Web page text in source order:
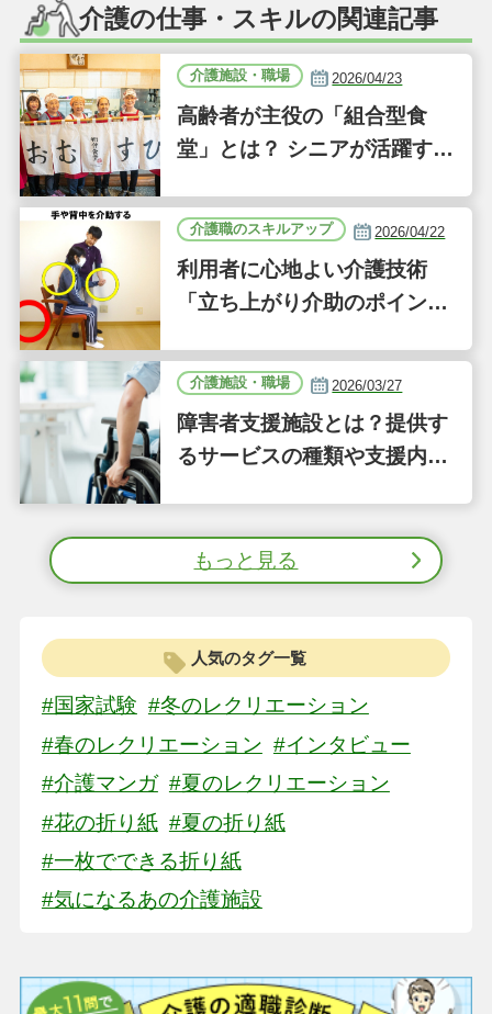
介護の仕事・スキルの関連記事
介護施設・職場 2026/04/23
高齢者が主役の「組合型食
堂」とは？ シニアが活躍する
D」に注目｜気になるあの介
護施設
介護職のスキルアップ 2026/04/22
利用者に心地よい介護技術
「立ち上がり介助のポイン
（41）
介護施設・職場 2026/03/27
障害者支援施設とは？提供す
るサービスの種類や支援内容
もっと見る
人気のタグ一覧
#国家試験 #冬のレクリエーション
#春のレクリエーション #インタビュー
#介護マンガ #夏のレクリエーション
#花の折り紙 #夏の折り紙
#一枚でできる折り紙
#気になるあの介護施設